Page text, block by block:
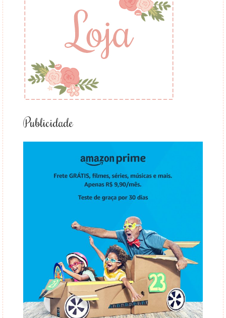
Publicidade